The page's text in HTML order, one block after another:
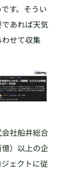
す。そうい
あれば天気
せて収集
社船井総合
）以上の企
ェクトに従